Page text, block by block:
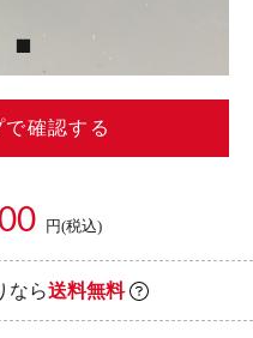
確認する
円(税込)
なら送料無料